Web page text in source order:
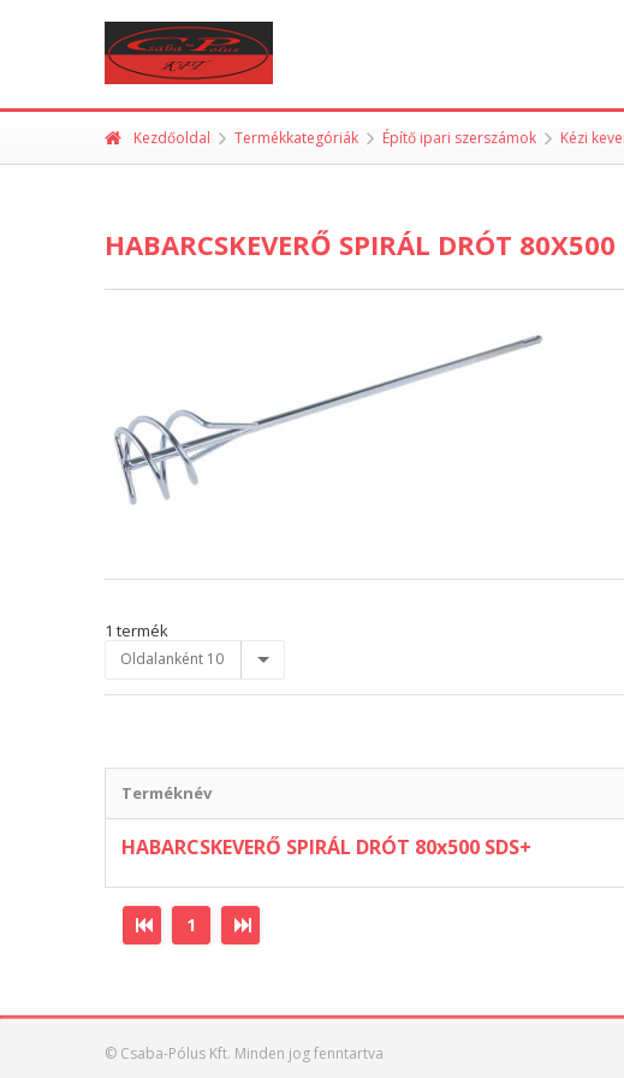
Kezdőoldal Termékkategóriák Építő ipari szerszámok Kézi
HABARCSKEVERŐ SPIRÁL DRÓT 80X500
1 termék
Oldalanként 10
Terméknév
HABARCSKEVERŐ SPIRÁL DRÓT 80x500 SDS+
1
© Csaba-Pólus Kft. Minden jog fenntartva